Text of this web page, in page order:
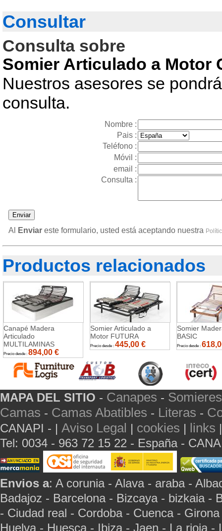
Consultar
Consulta sobre
Somier Articulado a Motor
Nuestros asesores se
consulta.
Nombre :
Pais :
Teléfono :
Móvil :
email :
Consulta :
Al Enviar este formulario, usted está aceptando nuestra
Productos relacionados
Canapé Madera
Articulado
MULTILAMINAS
Precio desde : 894,00 €
Somier Articulado a
Motor FUTURA
Precio desde : 445,00 €
Somier
BASIC
Precio desde :
MAPA DEL SITIO - Canapes - Somieres
Camas - Camas Abatibles - Literas -
CANAPI - | Aviso Legal | cookies | links
Tel: 0034 - 963 72 15 22 - España -
Envios a: A corunia - Alava - araba -
Badajoz - Barcelona - Bizcaya - bizkaia -
- Ciudad real - Cordoba - Cuenca -
Huelva - Huesca - Ibiza - Jaen - La rioja